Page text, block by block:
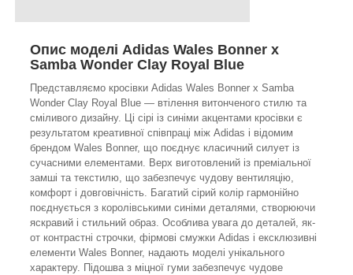
Опис моделі Adidas Wales Bonner x
Samba Wonder Clay Royal Blue
Представляємо кросівки Adidas Wales Bonner x Samba
Wonder Clay Royal Blue — втілення витонченого стилю та
сміливого дизайну. Ці сірі із синіми акцентами кросівки є
результатом креативної співпраці між Adidas і відомим
брендом Wales Bonner, що поєднує класичний силует із
сучасними елементами. Верх виготовлений із преміальної
замші та текстилю, що забезпечує чудову вентиляцію,
комфорт і довговічність. Багатий сірий колір гармонійно
поєднується з королівськими синіми деталями, створюючи
яскравий і стильний образ. Особлива увага до деталей, як-
от контрастні строчки, фірмові смужки Adidas і ексклюзивні
елементи Wales Bonner, надають моделі унікального
характеру. Підошва з міцної гуми забезпечує чудове